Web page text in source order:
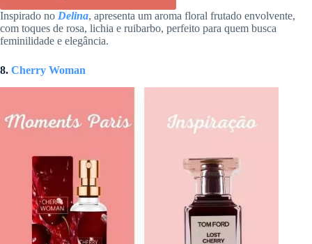
Inspirado no Delina, apresenta um aroma floral frutado envolvente,
com toques de rosa, lichia e ruibarbo, perfeito para quem busca
feminilidade e elegância.
8. Cherry Woman